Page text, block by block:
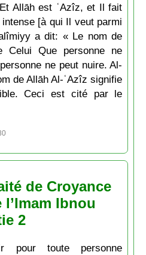
Allāh est ʿAzîz, et Il fait
[à qui Il veut parmi
a dit: « Le nom de
Celui Que personne ne
ne peut nuire. Al-
de Allāh Al-ʿAzîz signifie
Ceci est cité par le
de Croyance
Ibnou
2
toute personne